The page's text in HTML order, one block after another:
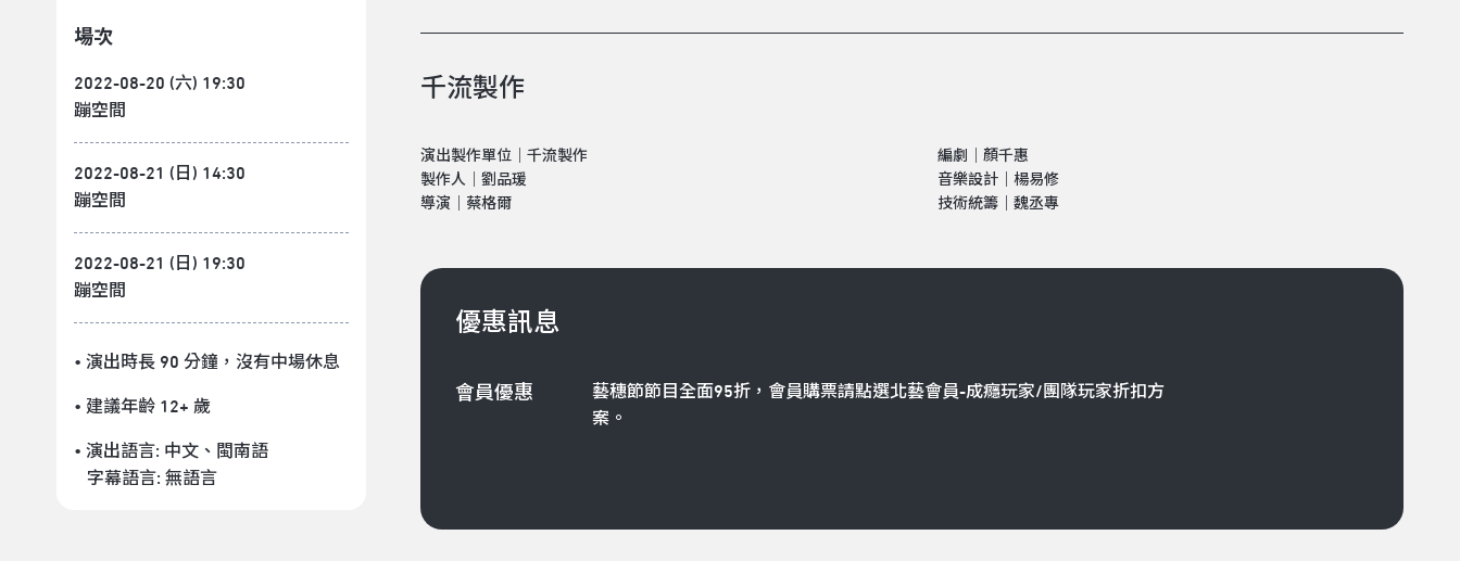
場次
2022-08-20 (六) 19:30
蹦空間
2022-08-21 (日) 14:30
蹦空間
2022-08-21 (日) 19:30
蹦空間
• 演出時長 90 分鐘 ，沒有中場休息
• 建議年齡 12+ 歲
• 演出語言: 中文 、 閩南語
字幕語言: 無語言
千流製作
演出製作單位｜千流製作
製作人｜劉品瑗
導演｜蔡格爾
編劇｜顏千惠
音樂設計｜楊易修
技術統籌｜魏丞專
優惠訊息
會員優惠
藝穗節節目全面95折，會員購票請點選北藝會員-成癮玩家/團隊玩家折扣方
案。